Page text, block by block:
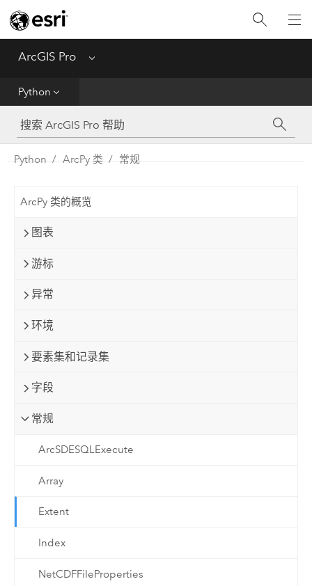
ArcGIS Pro Menu
Python
工具参考
Python
Python ArcPy 类 常规
ArcPy 类的概览
图表
游标
异常
环境
要素集和记录集
字段
常规
ArcSDESQLExecute
Array
Extent
Index
NetCDFFileProperties